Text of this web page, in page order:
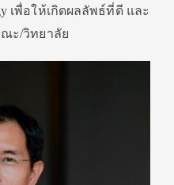
เพื่อให้เกิดผลลัพธ์ที่ดี และ
ะ/วิทยาลัย